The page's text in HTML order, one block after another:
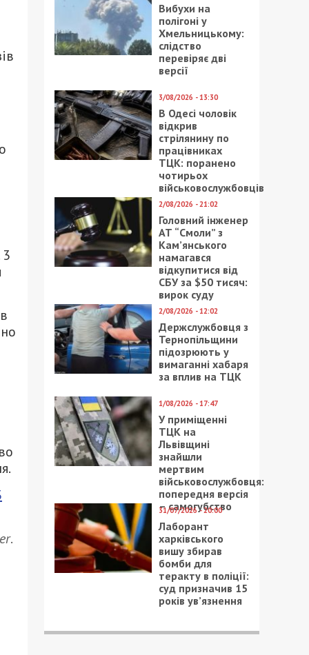
.
Вибухи на
полігоні у
Хмельницькому:
слідство
перевіряє дві
версії
3/08/2026 - 13:30
В Одесі чоловік
відкрив
стрілянину по
працівниках
ТЦК: поранено
чотирьох
військовослужбовців
2/08/2026 - 21:02
Головний інженер
АТ “Смоли” з
Кам’янського
намагався
відкупитися від
СБУ за $50 тисяч:
вирок суду
2/08/2026 - 12:02
Держслужбовця з
Тернопільщини
підозрюють у
вимаганні хабаря
за вплив на ТЦК
1/08/2026 - 17:47
У приміщенні
ТЦК на
Львівщині
знайшли
мертвим
військовослужбовця:
попередня версія
– самогубство
31/07/2026 - 20:00
Лаборант
харківського
вишу збирав
бомби для
теракту в поліції:
суд призначив 15
років ув’язнення